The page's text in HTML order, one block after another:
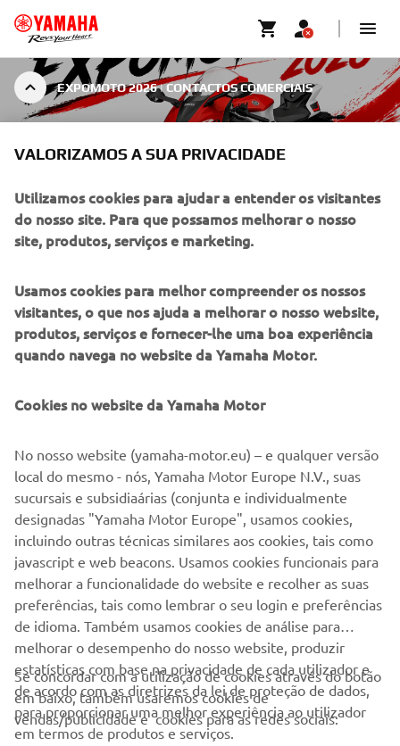
EXPOMOTO 2026 | CONTACTOS COMERCIAIS
CONTACTOS COMERCIAIS
ENCERRADO.
Por favor visite nosso site para verificar quando serão os
próximos eventos.
IR PARA O CALENDÁRIO DE EVENTOS
EMPRESA
PARA EMPRESAS
MAIS YAMAHA
SERVIÇO E SUPORTE
VALORIZAMOS A SUA PRIVACIDADE
Utilizamos cookies para ajudar a entender os visitantes
do nosso site. Para que possamos melhorar o nosso
site, produtos, serviços e marketing.
Usamos cookies para melhor compreender os nossos
visitantes, o que nos ajuda a melhorar o nosso website,
produtos, serviços e fornecer-lhe uma boa experiência
quando navega no website da Yamaha Motor.
Cookies no website da Yamaha Motor
No nosso website (yamaha-motor.eu) – e qualquer versão
local do mesmo - nós, Yamaha Motor Europe N.V., suas
sucursais e subsidiaárias (conjunta e individualmente
designadas "Yamaha Motor Europe", usamos cookies,
incluindo outras técnicas similares aos cookies, tais como
javascript e web beacons. Usamos cookies funcionais para
melhorar a funcionalidade do website e recolher as suas
preferências, tais como lembrar o seu login e preferências
de idioma. Também usamos cookies de análise para
melhorar o desempenho do nosso website, produzir
estatísticas com base na privacidade de cada utilizador e
de acordo com as diretrizes da lei de proteção de dados,
para proporcionar uma melhor experiência ao utilizador
em termos de produtos e serviços.
Se concordar com a utilização de cookies através do botão
em baixo, também usaremos cookies de
vendas/publicidade e cookies para as redes sociais: